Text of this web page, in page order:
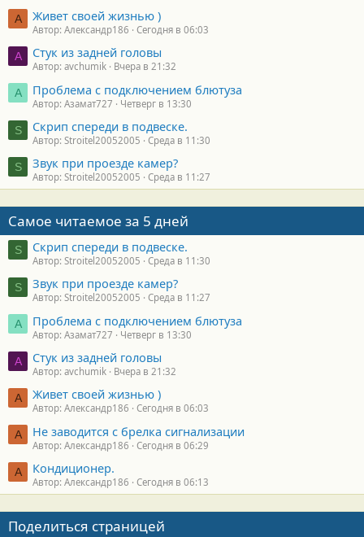
А Живет своей жизнью )
Автор: Александр186 Сегодня в 06:03
A Стук из задней головы
Автор: avchumik Вчера в 21:32
А Проблема с подключением блютуза
Автор: Азамат727 Четверг в 13:30
S Скрип спереди в подвеске.
Автор: Stroitel20052005 Среда в 11:30
S Звук при проезде камер?
Автор: Stroitel20052005 Среда в 11:27
Самое читаемое за 5 дней
S Скрип спереди в подвеске.
Автор: Stroitel20052005 Среда в 11:30
S Звук при проезде камер?
Автор: Stroitel20052005 Среда в 11:27
А Проблема с подключением блютуза
Автор: Азамат727 Четверг в 13:30
A Стук из задней головы
Автор: avchumik Вчера в 21:32
А Живет своей жизнью )
Автор: Александр186 Сегодня в 06:03
А Не заводится с брелка сигнализации
Автор: Александр186 Сегодня в 06:29
А Кондиционер.
Автор: Александр186 Сегодня в 06:13
Поделиться страницей